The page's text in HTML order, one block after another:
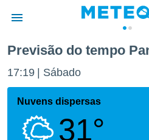
da
Previsão do tempo
17:19 Sábado
Nuvens dispersas
31°